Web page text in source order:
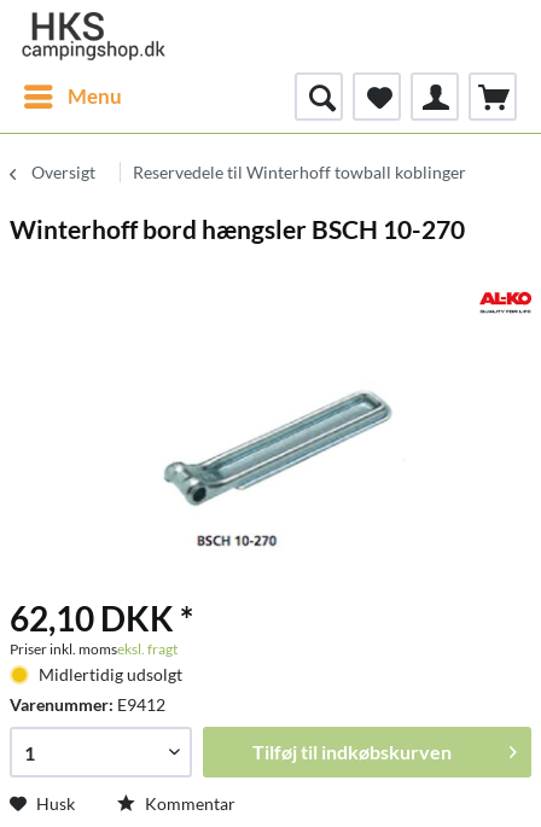
Menu
Oversigt Reservedele til Winterhoff towball koblinger
Winterhoff bord hængsler BSCH 10-270
62,10 DKK *
Priser inkl. momseksl. fragt
Midlertidig udsolgt
Varenummer: E9412
Tilføj til indkøbskurven
Husk Kommentar